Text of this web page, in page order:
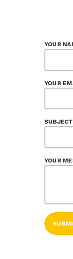
YOUR
YOUR
SUBJECT
YOUR